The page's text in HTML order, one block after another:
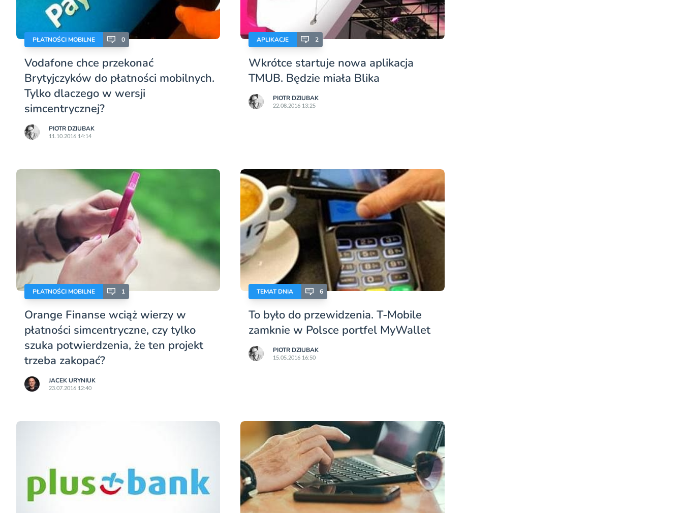
PŁATNOŚCI MOBILNE 0
Vodafone chce przekonać
Brytyjczyków do płatności mobilnych.
Tylko dlaczego w wersji
simcentrycznej?
PIOTR DZIUBAK
11.10.2016 14:14
APLIKACJE 2
Wkrótce startuje nowa aplikacja
TMUB. Będzie miała Blika
PIOTR DZIUBAK
22.08.2016 13:25
PŁATNOŚCI MOBILNE 1
Orange Finanse wciąż wierzy w
płatności simcentryczne, czy tylko
szuka potwierdzenia, że ten projekt
trzeba zakopać?
JACEK URYNIUK
23.07.2016 12:40
TEMAT DNIA 6
To było do przewidzenia. T-Mobile
zamknie w Polsce portfel MyWallet
PIOTR DZIUBAK
15.05.2016 16:50